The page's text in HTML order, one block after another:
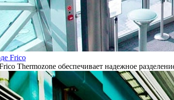
Frico
Thermozone обеспечивает надежное